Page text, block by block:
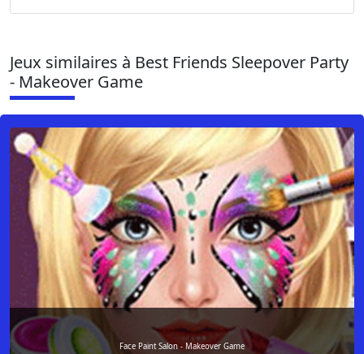
Jeux similaires à Best Friends Sleepover Party
- Makeover Game
Face Paint Salon - Makeover Game